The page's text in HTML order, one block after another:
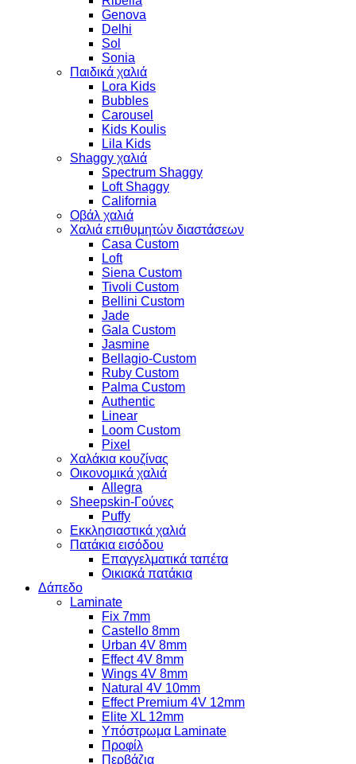
Genova
Delhi
Sol
Sonia
Παιδικά χαλιά
Lora Kids
Bubbles
Carousel
Kids Koulis
Lila Kids
Shaggy χαλιά
Spectrum Shaggy
Loft Shaggy
California
Οβάλ χαλιά
Χαλιά επιθυμητών διαστάσεων
Casa Custom
Loft
Siena Custom
Tivoli Custom
Bellini Custom
Jade
Gala Custom
Jasmine
Bellagio-Custom
Ruby Custom
Palma Custom
Authentic
Linear
Loom Custom
Pixel
Χαλάκια κουζίνας
Οικονομικά χαλιά
Allegra
Sheepskin-Γούνες
Puffy
Εκκλησιαστικά χαλιά
Πατάκια εισόδου
Επαγγελματικά ταπέτα
Οικιακά πατάκια
Δάπεδο
Laminate
Fix 7mm
Castello 8mm
Urban 4V 8mm
Effect 4V 8mm
Wings 4V 8mm
Natural 4V 10mm
Effect Premium 4V 12mm
Elite XL 12mm
Υπόστρωμα Laminate
Προφίλ
Περβάζια